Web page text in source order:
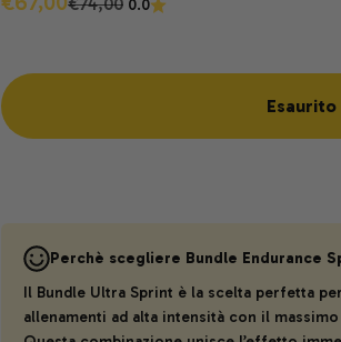
0.0
Esaurito
Perchè scegliere Bundle Endurance
Il Bundle Ultra Sprint è la scelta perfetta
allenamenti ad alta intensità con il